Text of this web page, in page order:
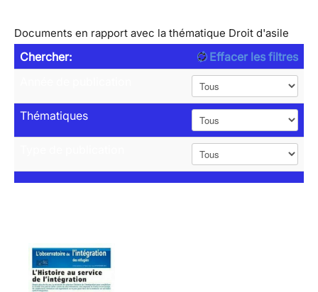
Documents en rapport avec la thématique Droit d'asile
Chercher:
Effacer les filtres
Thématiques